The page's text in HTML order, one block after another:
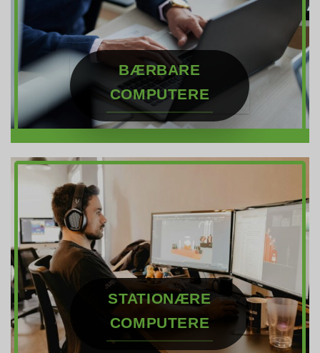
BÆRBARE
COMPUTERE
STATIONÆRE
COMPUTERE